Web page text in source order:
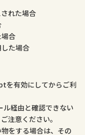
れた場合
合
た場合
を有効にしてからご利
経由と確認できない
注意ください。
をする場合は、その